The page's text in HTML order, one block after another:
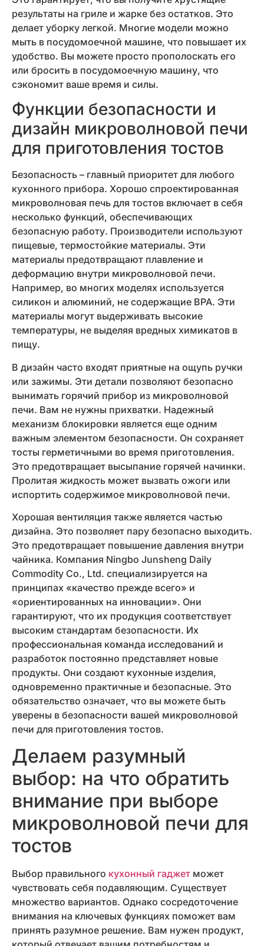
результаты на гриле и жарке без остатков. Это
делает уборку легкой. Многие модели можно
мыть в посудомоечной машине, что повышает их
удобство. Вы можете просто прополоскать его
или бросить в посудомоечную машину, что
сэкономит ваше время и силы.
Функции безопасности и
дизайн микроволновой печи
для приготовления тостов
Безопасность – главный приоритет для любого
кухонного прибора. Хорошо спроектированная
микроволновая печь для тостов включает в себя
несколько функций, обеспечивающих
безопасную работу. Производители используют
пищевые, термостойкие материалы. Эти
материалы предотвращают плавление и
деформацию внутри микроволновой печи.
Например, во многих моделях используется
силикон и алюминий, не содержащие BPA. Эти
материалы могут выдерживать высокие
температуры, не выделяя вредных химикатов в
пищу.
В дизайн часто входят приятные на ощупь ручки
или зажимы. Эти детали позволяют безопасно
вынимать горячий прибор из микроволновой
печи. Вам не нужны прихватки. Надежный
механизм блокировки является еще одним
важным элементом безопасности. Он сохраняет
тосты герметичными во время приготовления.
Это предотвращает высыпание горячей начинки.
Пролитая жидкость может вызвать ожоги или
испортить содержимое микроволновой печи.
Хорошая вентиляция также является частью
дизайна. Это позволяет пару безопасно выходить.
Это предотвращает повышение давления внутри
чайника. Компания Ningbo Junsheng Daily
Commodity Co., Ltd. специализируется на
принципах «качество прежде всего» и
«ориентированных на инновации». Они
гарантируют, что их продукция соответствует
высоким стандартам безопасности. Их
профессиональная команда исследований и
разработок постоянно представляет новые
продукты. Они создают кухонные изделия,
одновременно практичные и безопасные. Это
обязательство означает, что вы можете быть
уверены в безопасности вашей микроволновой
печи для приготовления тостов.
Делаем разумный
выбор: на что обратить
внимание при выборе
микроволновой печи для
тостов
Выбор правильного кухонный гаджет может
чувствовать себя подавляющим. Существует
множество вариантов. Однако сосредоточение
внимания на ключевых функциях поможет вам
принять разумное решение. Вам нужен продукт,